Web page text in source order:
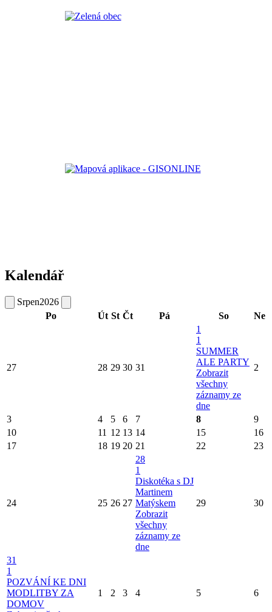
Kalendář
Srpen2026
Po
Út St Čt Pá So Ne
27 28 29 30 31
1
1
SUMMER
ALE PARTY
Zobrazit
všechny
záznamy ze
dne
2
3 4 5 6 7 8
9
10
11 12 13 14 15
16
17
18 19 20 21 22 23
24 25 26 27
28
1
Diskotéka s DJ
Martinem
Matýskem
Zobrazit
všechny
záznamy ze
dne
29 30
31
1
POZVÁNÍ KE DNI
MODLITBY ZA
DOMOV
1 2 3 4 5 6